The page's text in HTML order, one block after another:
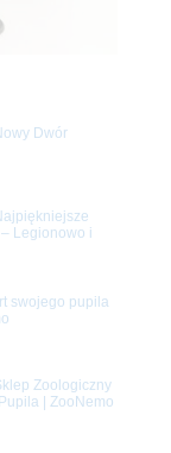
Dwór
Legionowo i
swojego pupila
Zoologiczny
| ZooNemo